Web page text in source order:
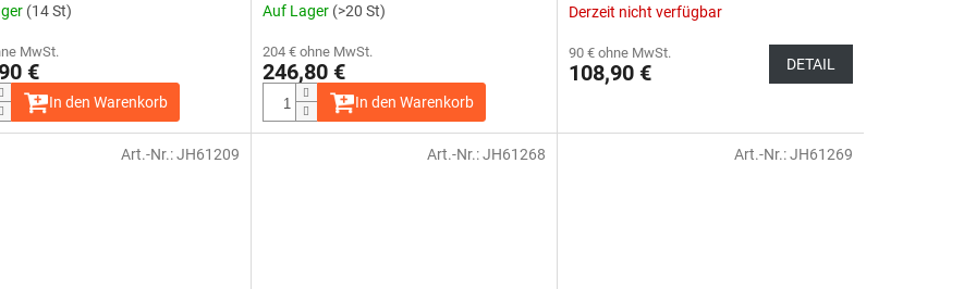
(14 St)
MwSt.
€
In den Warenkorb
Auf Lager (>20 St)
204 € ohne MwSt.
246,80 €
In den Warenkorb
Derzeit nicht verfügbar
90 € ohne MwSt.
108,90 € DETAIL
Art.-Nr.:JH61209 Art.-Nr.:JH61268 Art.-Nr.:JH61269